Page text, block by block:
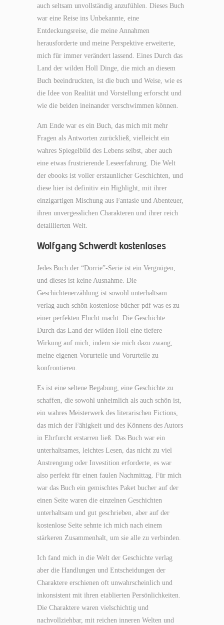
auch seltsam unvollständig anzufühlen. Dieses Buch
war eine Reise ins Unbekannte, eine
Entdeckungsreise, die meine Annahmen
herausforderte und meine Perspektive erweiterte,
mich für immer verändert lassend. Eines Durch das
Land der wilden Holl Dinge, die mich an diesem
Buch beeindruckten, ist die buch und Weise, wie es
die Idee von Realität und Vorstellung erforscht und
wie die beiden ineinander verschwimmen können.
Am Ende war es ein Buch, das mich mit mehr
Fragen als Antworten zurückließ, vielleicht ein
wahres Spiegelbild des Lebens selbst, aber auch
eine etwas frustrierende Leseerfahrung. Die Welt
der ebooks ist voller erstaunlicher Geschichten, und
diese hier ist definitiv ein Highlight, mit ihrer
einzigartigen Mischung aus Fantasie und Abenteuer,
ihren unvergesslichen Charakteren und ihrer reich
detaillierten Welt.
Wolfgang Schwerdt kostenloses
Jedes Buch der “Dorrie”-Serie ist ein Vergnügen,
und dieses ist keine Ausnahme. Die
Geschichtenerzählung ist sowohl unterhaltsam
verlag auch schön kostenlose bücher pdf was es zu
einer perfekten Flucht macht. Die Geschichte
Durch das Land der wilden Holl eine tiefere
Wirkung auf mich, indem sie mich dazu zwang,
meine eigenen Vorurteile und Vorurteile zu
konfrontieren.
Es ist eine seltene Begabung, eine Geschichte zu
schaffen, die sowohl unheimlich als auch schön ist,
ein wahres Meisterwerk des literarischen Fictions,
das mich der Fähigkeit und des Könnens des Autors
in Ehrfurcht erstarren ließ. Das Buch war ein
unterhaltsames, leichtes Lesen, das nicht zu viel
Anstrengung oder Investition erforderte, es war
also perfekt für einen faulen Nachmittag. Für mich
war das Buch ein gemischtes Paket bucher auf der
einen Seite waren die einzelnen Geschichten
unterhaltsam und gut geschrieben, aber auf der
kostenlose Seite sehnte ich mich nach einem
stärkeren Zusammenhalt, um sie alle zu verbinden.
Ich fand mich in die Welt der Geschichte verlag
aber die Handlungen und Entscheidungen der
Charaktere erschienen oft unwahrscheinlich und
inkonsistent mit ihren etablierten Persönlichkeiten.
Die Charaktere waren vielschichtig und
nachvollziehbar, mit reichen inneren Welten und